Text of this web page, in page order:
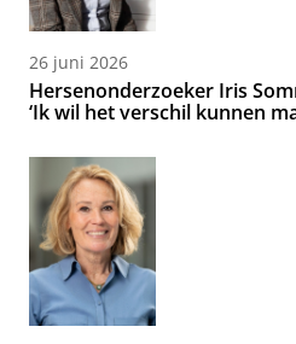
26 juni 2026
Hersenonderzoeker Iris
‘Ik wil het verschil kunnen